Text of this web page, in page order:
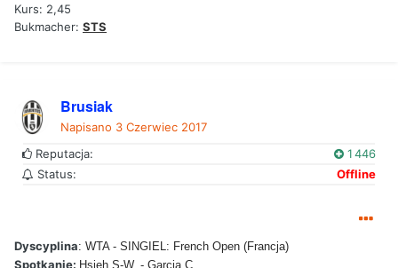
Kurs: 2,45
Bukmacher: STS
Brusiak
Napisano 3 Czerwiec 2017
Reputacja:
1 446
Status:
Offline
Dyscyplina: WTA - SINGIEL: French Open (Francja)
Spotkanie: Hsieh S-W. - Garcia C.